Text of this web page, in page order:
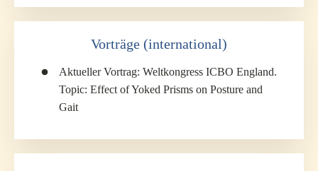
Vorträge (international)
Aktueller Vortrag: Weltkongress ICBO England.
Topic: Effect of Yoked Prisms on Posture and
Gait